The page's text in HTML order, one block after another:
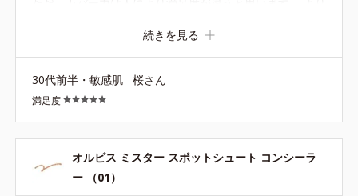
続きを見る
30代前半・敏感肌 桜さん
満足度
オルビス ミスター スポットシュート コンシーラ
ー （01）